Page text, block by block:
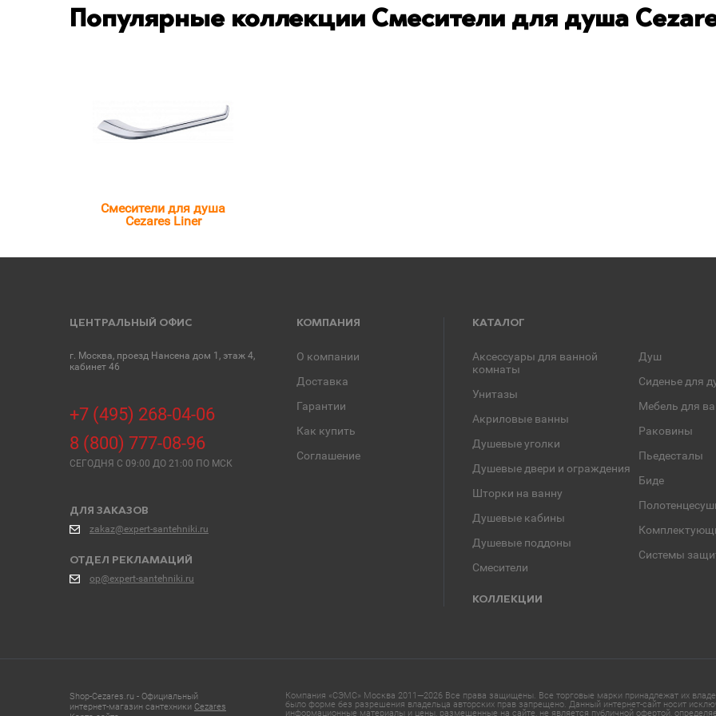
Популярные коллекции Смесители для душа
Смесители для душа
Cezares Liner
ЦЕНТРАЛЬНЫЙ ОФИС
г. Москва, проезд Нансена дом 1, этаж 4,
кабинет 46
+7 (495) 268-04-06
8 (800) 777-08-96
СЕГОДНЯ C 09:00 ДО 21:00 ПО МСК
ДЛЯ ЗАКАЗОВ
zakaz@expert-santehniki.ru
ОТДЕЛ РЕКЛАМАЦИЙ
op@expert-santehniki.ru
КОМПАНИЯ
О компании
Доставка
Гарантии
Как купить
Соглашение
КАТАЛОГ
Аксессуары для ванной
комнаты
Унитазы
Акриловые ванны
Душевые уголки
Душевые двери и ограждения
Шторки на ванну
Душевые кабины
Душевые поддоны
Смесители
Душ
Сиденье для
Мебель для
Раковины
Пьедесталы
Биде
Системы
КОЛЛЕКЦИИ
Shop-Cezares.ru - Официальный
интернет-магазин сантехники Cezares
Компания «СЭМС» Москва 2011—2026 Все права защищены. Все торговые марки принадлежат их
было форме без разрешения владельца авторских прав запрещено. Данный интернет-сайт носит
информационные материалы и цены, размещенные на сайте, не является публичной офертой,